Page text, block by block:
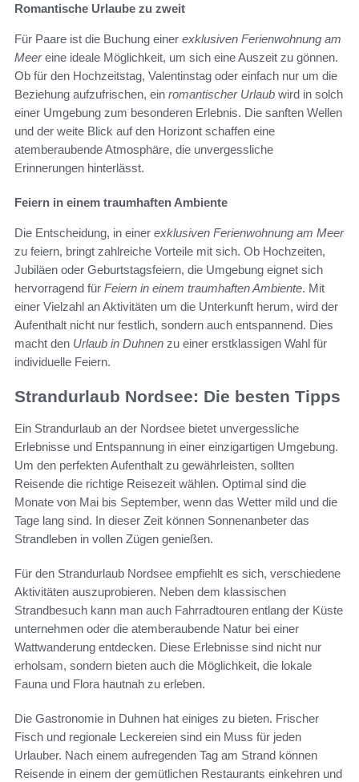
Romantische Urlaube zu zweit
Für Paare ist die Buchung einer exklusiven Ferienwohnung am
Meereine ideale Möglichkeit, um sich eine Auszeit zu gönnen.
Ob für den Hochzeitstag, Valentinstag oder einfach nur um die
Beziehung aufzufrischen, ein romantischer Urlaub wird in solch
einer Umgebung zum besonderen Erlebnis. Die sanften Wellen
und der weite Blick auf den Horizont schaffen eine
atemberaubende Atmosphäre, die unvergessliche
Erinnerungen hinterlässt.
Feiern in einem traumhaften Ambiente
Die Entscheidung, in einer exklusiven Ferienwohnung am Meer
zu feiern, bringt zahlreiche Vorteile mit sich. Ob Hochzeiten,
Jubiläen oder Geburtstagsfeiern, die Umgebung eignet sich
hervorragend für Feiern in einem traumhaften Ambiente. Mit
einer Vielzahl an Aktivitäten um die Unterkunft herum, wird der
Aufenthalt nicht nur festlich, sondern auch entspannend. Dies
macht den Urlaub in Duhnen zu einer erstklassigen Wahl für
individuelle Feiern.
Strandurlaub Nordsee: Die besten Tipps
Ein Strandurlaub an der Nordsee bietet unvergessliche
Erlebnisse und Entspannung in einer einzigartigen Umgebung.
Um den perfekten Aufenthalt zu gewährleisten, sollten
Reisende die richtige Reisezeit wählen. Optimal sind die
Monate von Mai bis September, wenn das Wetter mild und die
Tage lang sind. In dieser Zeit können Sonnenanbeter das
Strandleben in vollen Zügen genießen.
Für den Strandurlaub Nordsee empfiehlt es sich, verschiedene
Aktivitäten auszuprobieren. Neben dem klassischen
Strandbesuch kann man auch Fahrradtouren entlang der Küste
unternehmen oder die atemberaubende Natur bei einer
Wattwanderung entdecken. Diese Erlebnisse sind nicht nur
erholsam, sondern bieten auch die Möglichkeit, die lokale
Fauna und Flora hautnah zu erleben.
Die Gastronomie in Duhnen hat einiges zu bieten. Frischer
Fisch und regionale Leckereien sind ein Muss für jeden
Urlauber. Nach einem aufregenden Tag am Strand können
Reisende in einem der gemütlichen Restaurants einkehren und